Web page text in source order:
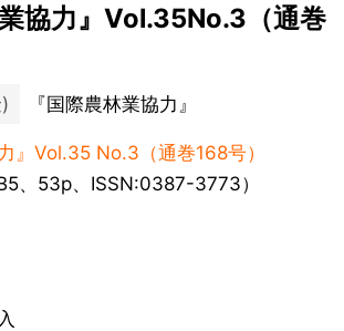
業協力』Vol.35No.3（通巻
『国際農林業協力』
』Vol.35 No.3（通巻168号）
、53p、ISSN:0387-3773）